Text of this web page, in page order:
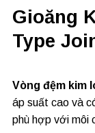
Gioăng
Type
Vòng đệm kim
áp suất cao và
phù hợp với môi